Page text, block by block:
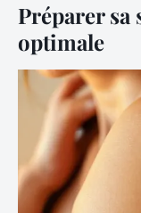
Préparer sa
optimale